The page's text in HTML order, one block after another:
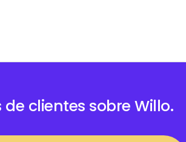
de clientes sobre Willo.